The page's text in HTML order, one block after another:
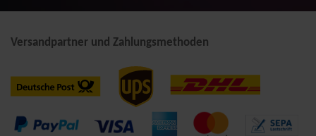
Versandpartner und Zahlungsmethoden